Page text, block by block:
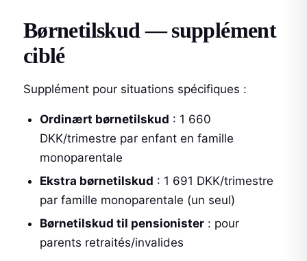
Børnetilskud — supplément
ciblé
Supplément pour situations spécifiques :
Ordinært børnetilskud : 1 660
DKK/trimestre par enfant en famille
monoparentale
Ekstra børnetilskud : 1 691 DKK/trimestre
par famille monoparentale (un seul)
Børnetilskud til pensionister : pour
parents retraités/invalides